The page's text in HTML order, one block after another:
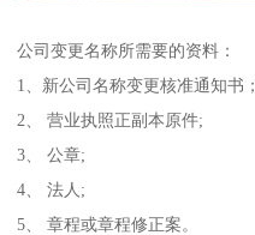
公司变更名称所需要的资料：
1、新公司名称变更核准通知书；
2、 营业执照正副本原件;
3、 公章;
4、 法人;
5、 章程或章程修正案。